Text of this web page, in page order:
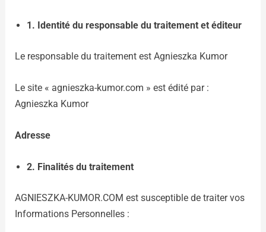
1. Identité du responsable du traitement et éditeur
Le responsable du traitement est Agnieszka Kumor
Le site « agnieszka-kumor.com » est édité par :
Agnieszka Kumor
Adresse
2. Finalités du traitement
AGNIESZKA-KUMOR.COM est susceptible de traiter vos
Informations Personnelles :